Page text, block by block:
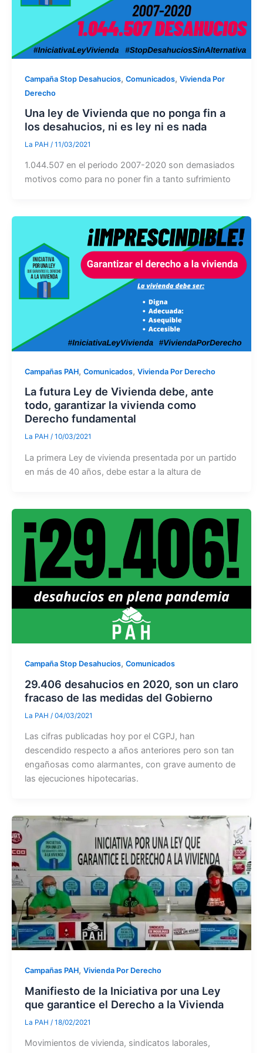
Campaña Stop Desahucios, Comunicados, Vivienda Por
Derecho
Una ley de Vivienda que no ponga fin a
los desahucios, ni es ley ni es nada
La PAH / 11/03/2021
1.044.507 en el periodo 2007-2020 son demasiados
motivos como para no poner fin a tanto sufrimiento
Campañas PAH, Comunicados, Vivienda Por Derecho
La futura Ley de Vivienda debe, ante
todo, garantizar la vivienda como
Derecho fundamental
La PAH / 10/03/2021
La primera Ley de vivienda presentada por un partido
en más de 40 años, debe estar a la altura de
Campaña Stop Desahucios, Comunicados
29.406 desahucios en 2020, son un claro
fracaso de las medidas del Gobierno
La PAH / 04/03/2021
Las cifras publicadas hoy por el CGPJ, han
descendido respecto a años anteriores pero son tan
engañosas como alarmantes, con grave aumento de
las ejecuciones hipotecarias.
Campañas PAH, Vivienda Por Derecho
Manifiesto de la Iniciativa por una Ley
que garantice el Derecho a la Vivienda
La PAH / 18/02/2021
Movimientos de vivienda, sindicatos laborales,